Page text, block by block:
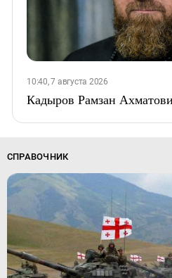
10:40, 7 августа 2026
Кадыров Рамзан
СПРАВОЧНИК